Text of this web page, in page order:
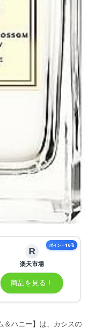
ポイント16倍
R
楽天市場
商品を見る！
＆ハニー】は、カシスの